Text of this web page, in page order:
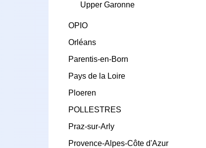
Upper Garonne
OPIO
Orléans
Parentis-en-Born
Pays de la Loire
Ploeren
POLLESTRES
Praz-sur-Arly
Provence-Alpes-Côte d'Azur